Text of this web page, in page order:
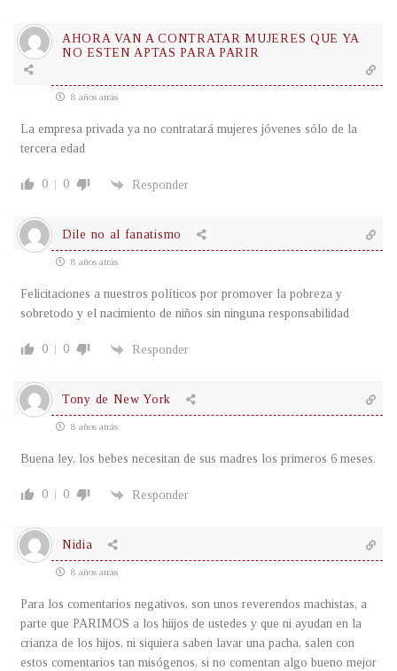
AHORA VAN A CONTRATAR MUJERES QUE YA
NO ESTEN APTAS PARA PARIR
8 años atrás
La empresa privada ya no contratará mujeres jóvenes sólo de la
tercera edad
0 0 Responder
Dile no al fanatismo
8 años atrás
Felicitaciones a nuestros políticos por promover la pobreza y
sobretodo y el nacimiento de niños sin ninguna responsabilidad
0 0 Responder
Tony de New York
8 años atrás
Buena ley, los bebes necesitan de sus madres los primeros 6 meses.
0 0 Responder
Nidia
8 años atrás
Para los comentarios negativos, son unos reverendos machistas, a
parte que PARIMOS a los hiijos de ustedes y que ni ayudan en la
crianza de los hijos, ni siquiera saben lavar una pacha, salen con
estos comentarios tan misógenos, si no comentan algo bueno mejor